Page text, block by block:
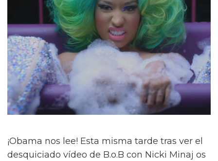
¡Obama nos lee! Esta misma tarde tras ver el
desquiciado vídeo de B.o.B con Nicki Minaj os